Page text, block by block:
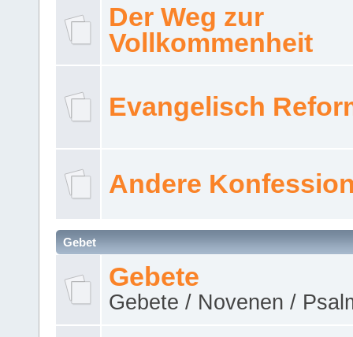
Der Weg zur
Vollkommenheit
Evangelisch
Andere
Gebet
Gebete
Gebete / Novenen /